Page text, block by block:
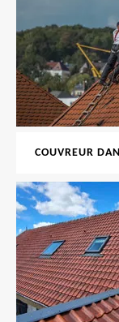
COUVREUR